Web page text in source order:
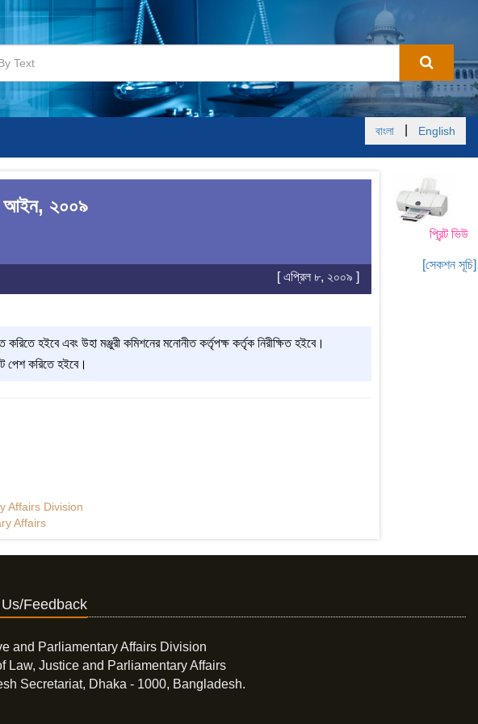
বাংলা English
প্রিন্ট ভিউ
[সেকশন সূচি]
আইন, ২০০৯
[ এপ্রিল ৮, ২০০৯ ]
করিতে হইবে এবং উহা মঞ্জুরী কমিশনের মনোনীত কর্তৃপক্ষ কর্তৃক নিরীক্ষিত হইবে।
পেশ করিতে হইবে।
Affairs Division
Affairs
Feedback
and Parliamentary Affairs Division
Law, Justice and Parliamentary Affairs
Secretariat, Dhaka - 1000, Bangladesh.